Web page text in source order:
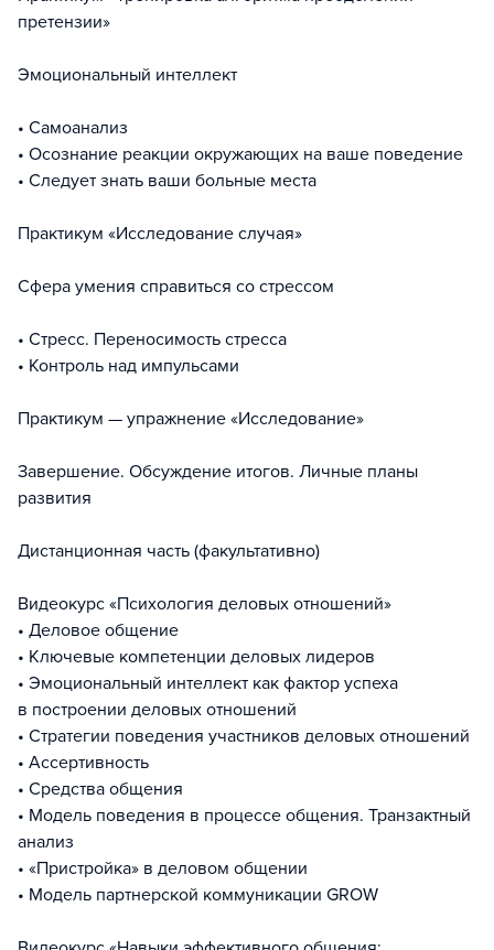
претензии»
Эмоциональный интеллект
• Самоанализ
• Осознание реакции окружающих на ваше поведение
• Следует знать ваши больные места
Практикум «Исследование случая»
Сфера умения справиться со стрессом
• Стресс. Переносимость стресса
• Контроль над импульсами
Практикум — упражнение «Исследование»
Завершение. Обсуждение итогов. Личные планы
развития
Дистанционная часть (факультативно)
Видеокурс «Психология деловых отношений»
• Деловое общение
• Ключевые компетенции деловых лидеров
• Эмоциональный интеллект как фактор успеха
в построении деловых отношений
• Стратегии поведения участников деловых отношений
• Ассертивность
• Средства общения
• Модель поведения в процессе общения. Транзактный
анализ
• «Пристройка» в деловом общении
• Модель партнерской коммуникации GROW